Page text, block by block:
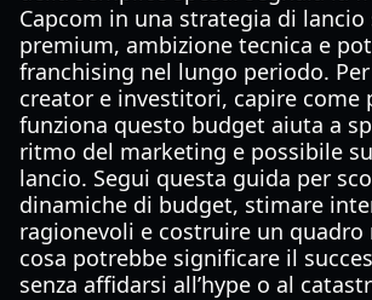
Capcom in una strategia di lancio
premium, ambizione tecnica e
franchising nel lungo periodo.
creator e investitori, capire come
funziona questo budget aiuta a
ritmo del marketing e possibile
lancio. Segui questa guida per
dinamiche di budget, stimare
ragionevoli e costruire un quadro
cosa potrebbe significare il
senza affidarsi all’hype o al